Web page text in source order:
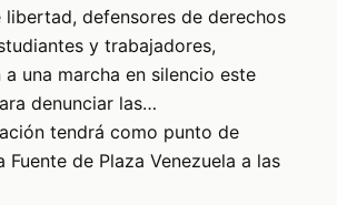
libertad, defensores de derechos
y trabajadores,
una marcha en silencio este
denunciar las…
tendrá como punto de
Fuente de Plaza Venezuela a las